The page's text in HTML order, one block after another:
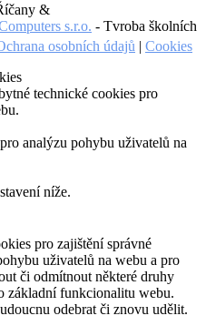
&
s.r.o. - Tvroba školních
osobních údajů | Cookies
technické cookies pro
analýzu pohybu uživatelů na
níže.
pro zajištění správné
uživatelů na webu a pro
či odmítnout některé druhy
základní funkcionalitu webu.
odebrat či znovu udělit.